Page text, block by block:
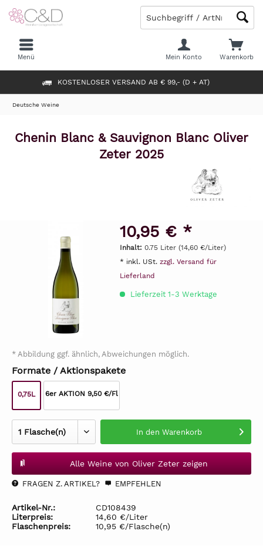
KOSTENLOSER VERSAND AB € 99,- (D + AT)
Warenkorb
Mein Konto
Menü
Deutsche Weine
Chenin Blanc & Sauvignon Blanc Oliver
Zeter 2025
10,95 € *
Inhalt: 0.75 Liter (14,60 €/Liter)
* inkl. USt. zzgl. Versand für
Lieferland
Lieferzeit 1-3 Werktage
* Abbildung ggf. ähnlich, Abweichungen möglich.
Formate / Aktionspakete
0,75L 6er AKTION 9,50 €/Fl
In den Warenkorb
Alle Weine von Oliver Zeter zeigen
FRAGEN Z. ARTIKEL? EMPFEHLEN
Artikel-Nr.:
CD108439
Literpreis:
14,60 €/Liter
Flaschenpreis:
10,95 €/Flasche(n)